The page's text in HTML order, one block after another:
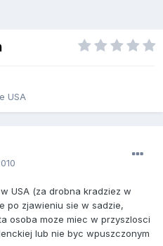
USA
USA (za drobna kradziez w
po zjawieniu sie w sadzie,
osoba moze miec w przyszlosci
lub nie byc wpuszczonym